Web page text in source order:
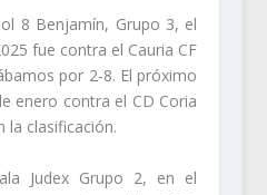
8 Benjamín, Grupo 3, el
fue contra el Cauria CF
por 2-8. El próximo
enero contra el CD Coria
la clasificación.
Judex Grupo 2, en el